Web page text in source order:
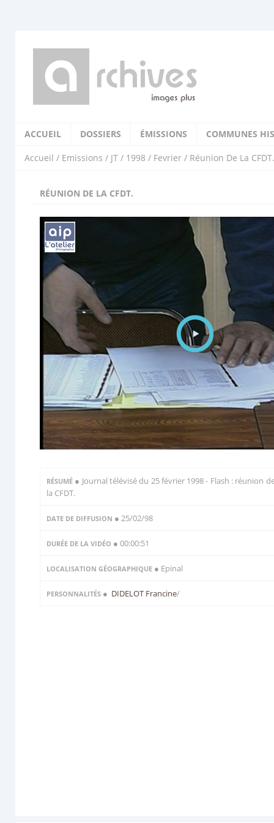
ACCUEIL DOSSIERS ÉMISSIONS COMMUNES
Accueil / Emissions / JT / 1998 / Fevrier / Réunion De La CFDT.
RÉUNION DE LA CFDT.
RÉSUMÉ ● Journal télévisé du 25 février 1998 - Flash : réunion
la CFDT.
DATE DE DIFFUSION ● 25/02/98
DURÉE DE LA VIDÉO ● 00:00:51
LOCALISATION GÉOGRAPHIQUE ● Epinal
PERSONNALITÉS ● DIDELOT Francine/